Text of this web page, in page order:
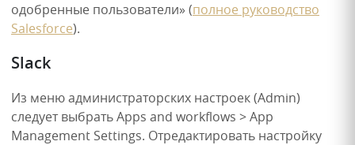
одобренные пользователи» (полное руководство
Salesforce).
Slack
Из меню администраторских настроек (Admin)
следует выбрать Apps and workflows > App
Management Settings. Отредактировать настройку